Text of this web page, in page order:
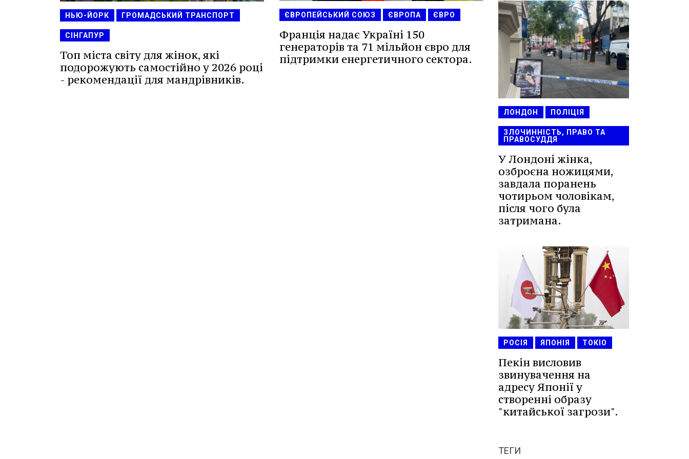
НЬЮ-ЙОРК ГРОМАДСЬКИЙ ТРАНСПОРТ
СІНГАПУР
Топ міста світу для жінок, які
подорожують самостійно у 2026 році
- рекомендації для мандрівників.
ЄВРОПЕЙСЬКИЙ СОЮЗ ЄВРОПА ЄВРО
Франція надає Україні 150
генераторів та 71 мільйон євро для
підтримки енергетичного сектора.
ЛОНДОН ПОЛІЦІЯ
ЗЛОЧИННІСТЬ, ПРАВО ТА
ПРАВОСУДДЯ
У Лондоні жінка,
озброєна ножицями,
завдала поранень
чотирьом чоловікам,
після чого була
затримана.
РОСІЯ ЯПОНІЯ ТОКІО
Пекін висловив
звинувачення на
адресу Японії у
створенні образу
"китайської загрози".
ТЕГИ